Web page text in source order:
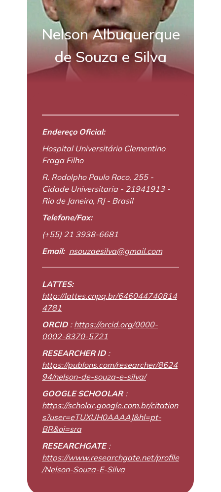
Nelson Albuquerque
de Souza e Silva
Endereço Oficial:
Hospital Universitário Clementino
Fraga Filho
R. Rodolpho Paulo Roco, 255 -
Cidade Universitaria - 21941913 -
Rio de Janeiro, RJ - Brasil
Telefone/Fax:
(+55) 21 3938-6681
Email: nsouzaesilva@gmail.com
LATTES:
http://lattes.cnpq.br/646044740814
4781
ORCID : https://orcid.org/0000-
0002-8370-5721
RESEARCHER ID :
https://publons.com/researcher/8624
94/nelson-de-souza-e-silva/
GOOGLE SCHOOLAR :
https://scholar.google.com.br/citation
s?user=eTUXUH0AAAAJ&hl=pt-
BR&oi=sra
RESEARCHGATE :
https://www.researchgate.net/profile
/Nelson-Souza-E-Silva